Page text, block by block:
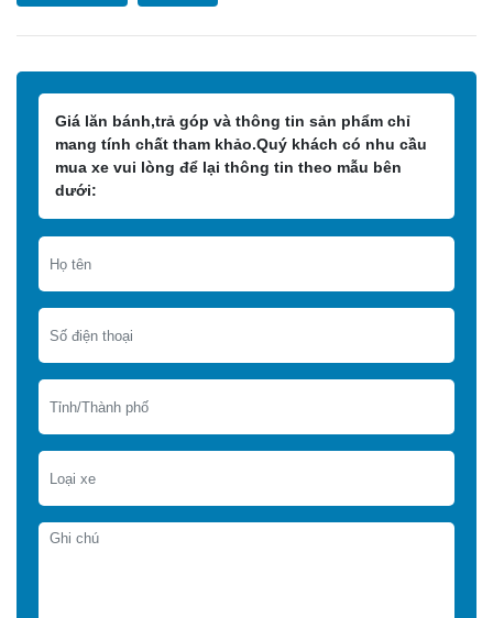
Giá lăn bánh,trả góp và thông tin sản phẩm chỉ
mang tính chất tham khảo.Quý khách có nhu cầu
mua xe vui lòng để lại thông tin theo mẫu bên
dưới: